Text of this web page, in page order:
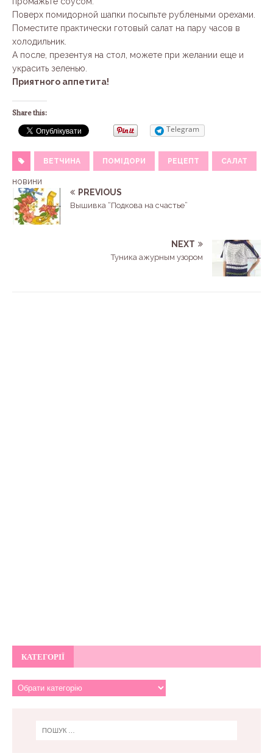
Поверх помидорной шапки посыпьте рублеными орехами.
Поместите практически готовый салат на пару часов в
холодильник.
А после, презентуя на стол, можете при желании еще и
украсить зеленью.
Приятного аппетита!
Share this:
Telegram
ВЕТЧИНА ПОМІДОРИ РЕЦЕПТ САЛАТ
новини
PREVIOUS
Вышивка “Подкова на счастье”
NEXT
Туника ажурным узором
КАТЕГОРІЇ